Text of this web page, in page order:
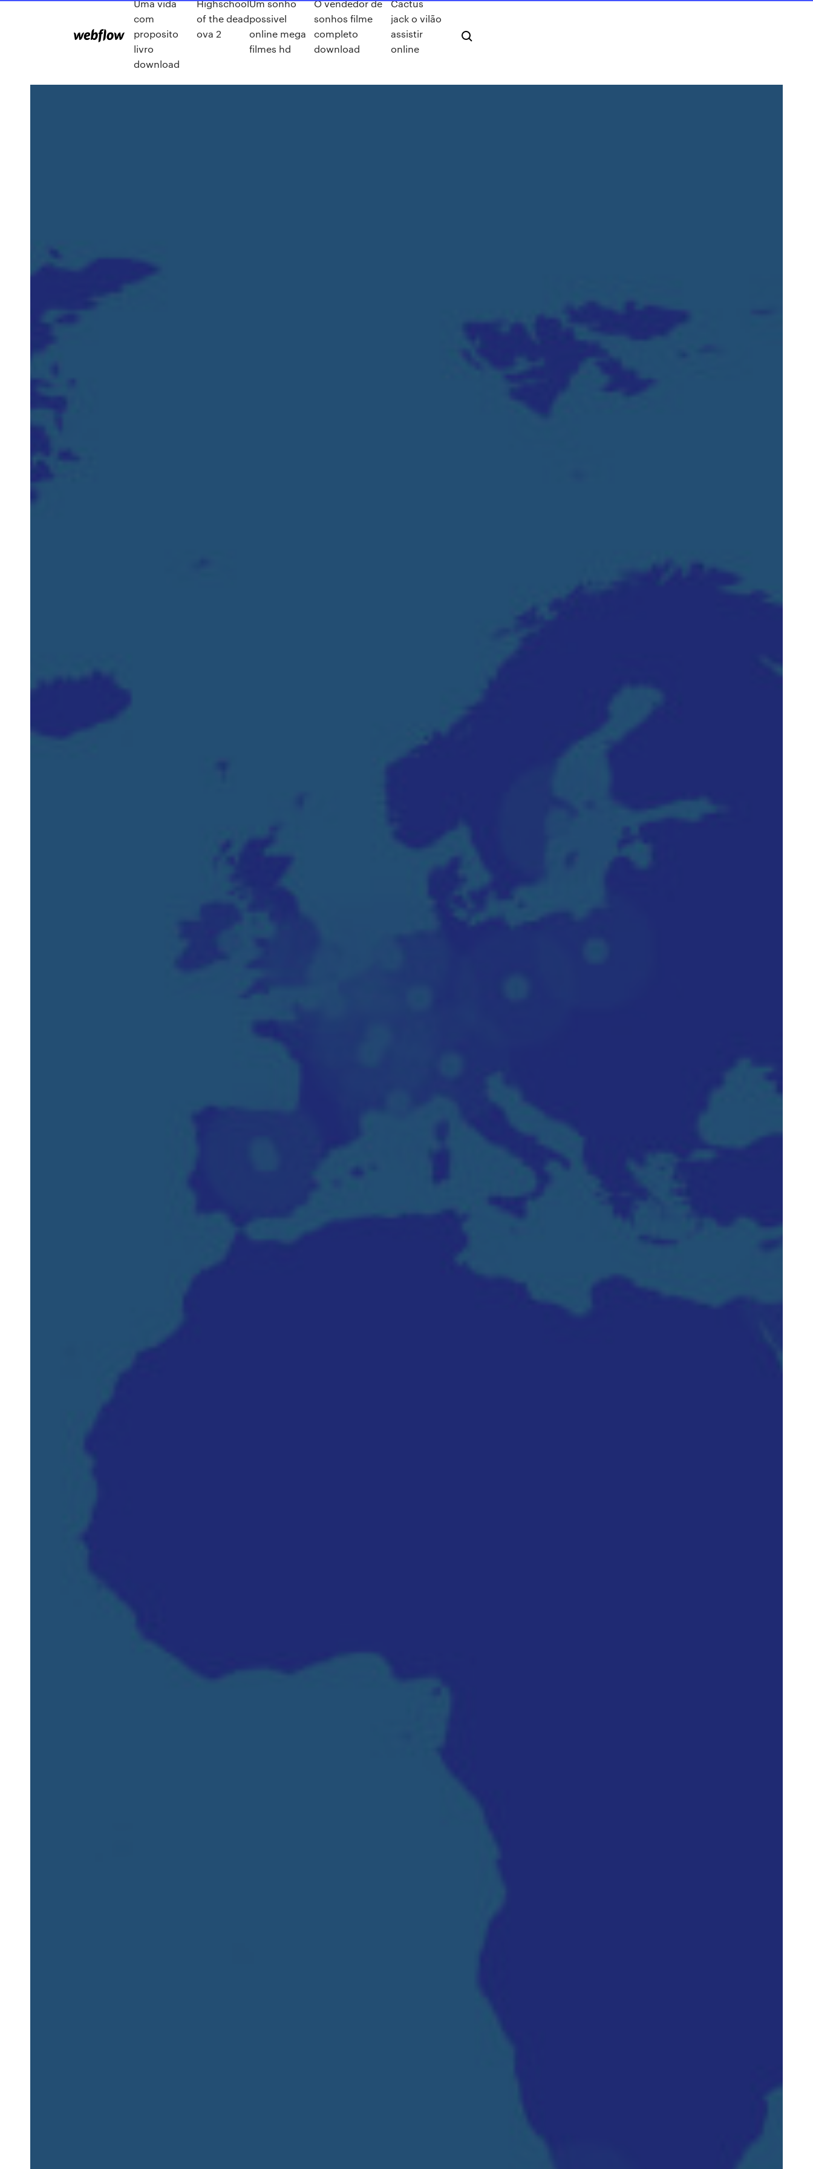
Uma vida
com
proposito
livro
download
Highschool
of the dead
ova 2
Um sonho
possivel
online mega
filmes hd
O vendedor de
sonhos filme
completo
download
Cactus
jack o vilão
assistir
online